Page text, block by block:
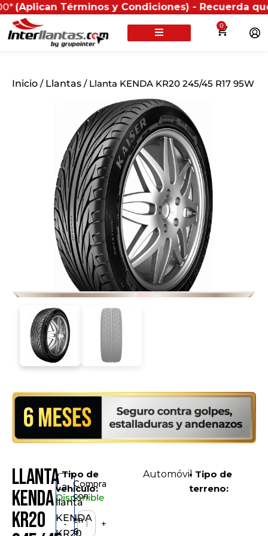
Términos y Condiciones) - Recuerda que si
0
Inicio / Llantas / Llanta KENDA KR20 245/45 R17 95W
Llanta
KENDA
KR20
Disponible
- +
Compra
con
en
6
La
llanta
KENDA
KR20
• Tipo de
vehículo:
Automóvil• Tipo de
terreno: